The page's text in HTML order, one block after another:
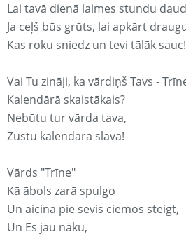
Lai tavā dienā laimes stundu
Ja ceļš būs grūts, lai apkārt
Kas roku sniedz un tevi tālāk sauc!
Vai Tu zināji, ka vārdiņš Tavs -
Kalendārā skaistākais?
Nebūtu tur vārda tava,
Zustu kalendāra slava!
Vārds "Trīne"
Kā ābols zarā spulgo
Un aicina pie sevis ciemos steigt,
Un Es jau nāku,